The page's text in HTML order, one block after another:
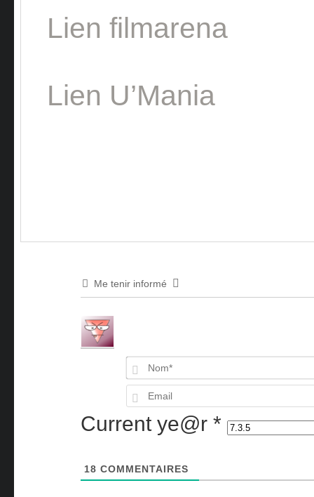
Lien filmarena
Lien U’Mania
Me tenir informé
Current ye@r *
18 COMMENTAIRES